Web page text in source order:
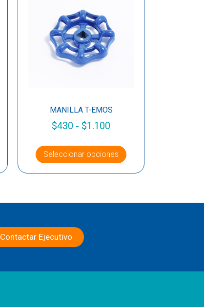
MANILLA T-EMOS
$430 - $1.100
Seleccionar opciones
Contactar Ejecutivo